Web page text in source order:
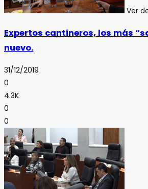
Ver
Expertos cantineros, los más
nuevo.
31/12/2019
0
4.3K
0
0